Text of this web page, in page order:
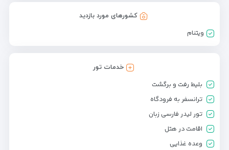
کشورهای مورد بازدید
ویتنام
خدمات تور
بلیط رفت و برگشت
ترانسفر به فرودگاه
تور لیدر فارسی زبان
اقامت در هتل
وعده غذایی